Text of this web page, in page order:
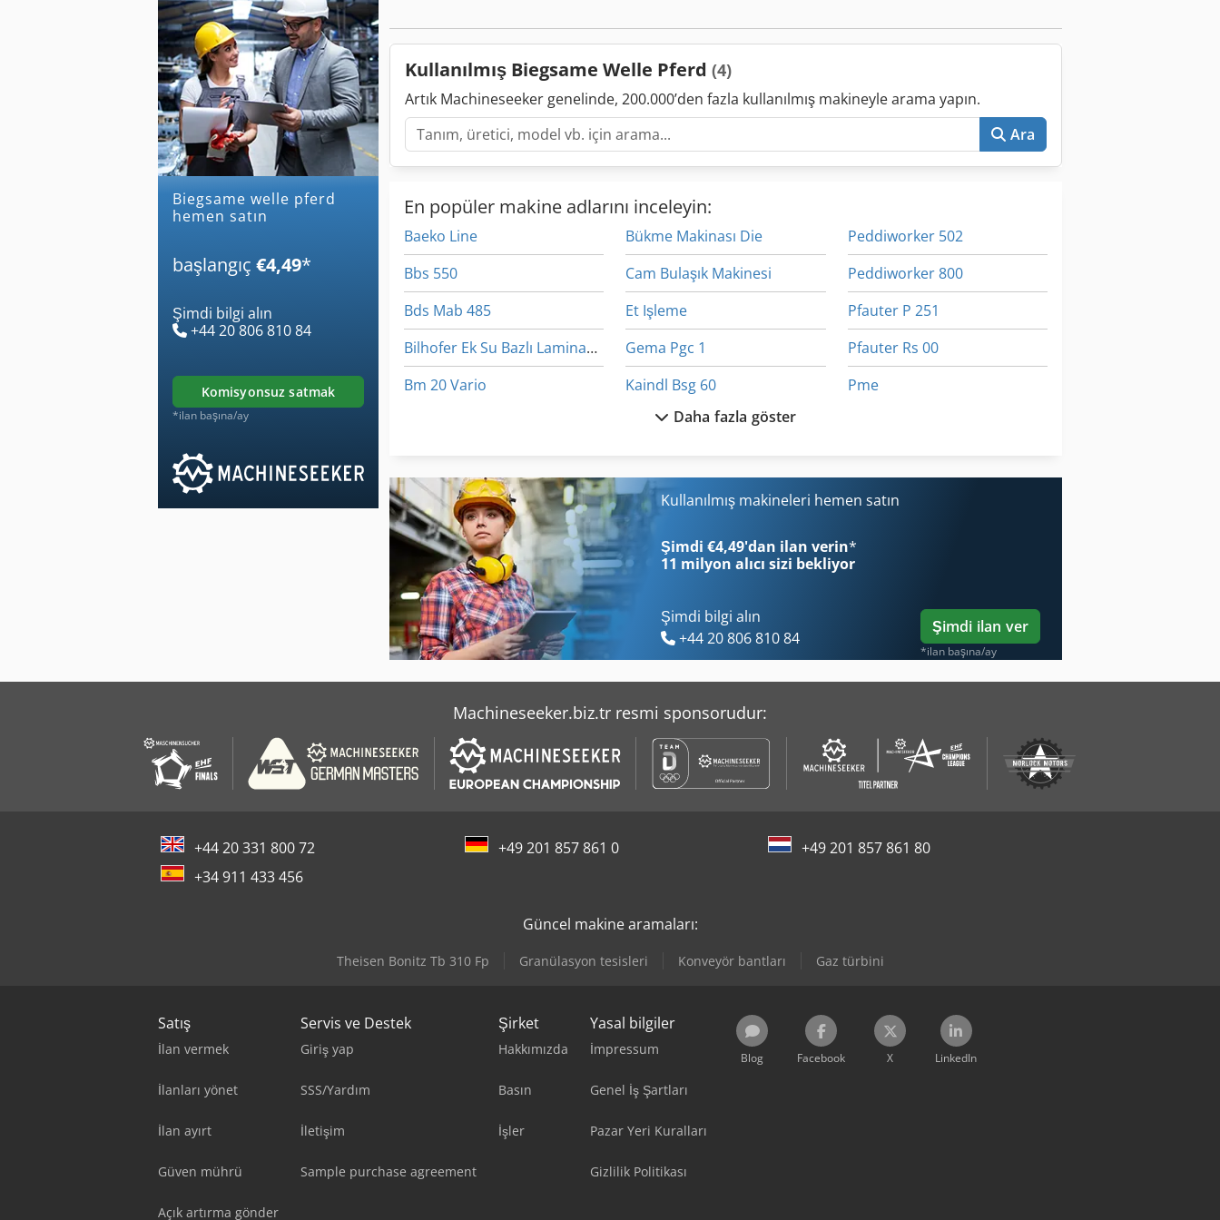
biegsame welle pferd
hemen satın
başlangıç €4,49*
Şimdi bilgi alın
+44 20 806 810 84
komisyonsuz satmak
*ilan başına/ay
Kullanılmış Biegsame Welle Pferd (4)
Artık Machineseeker genelinde, 200.000’den fazla kullanılmış makineyle arama yapın.
Ara
En popüler makine adlarını inceleyin:
Baeko Line
Bbs 550
Bds Mab 485
Bilhofer Ek Su Bazlı Laminasyon
Bm 20 Vario
Bölme Kat Raf Stecksystem
Bükme Aracı
Bükme Makinası Die
Cam Bulaşık Makinesi
Et Işleme
Gema Pgc 1
Kaindl Bsg 60
Ls 703
Peddinghaus 210
Peddiworker 502
Peddiworker 800
Pfauter P 251
Pfauter Rs 00
Pme
Daha fazla göster
Kullanılmış makineleri hemen satın
Şimdi €4,49'dan ilan verin*
11 milyon alıcı sizi bekliyor
Şimdi bilgi alın
+44 20 806 810 84
Şimdi ilan ver
*ilan başına/ay
Machineseeker.biz.tr resmi sponsorudur:
+44 20 331 800 72 +49 201 857 861 0
+49 201 857 861 80
+34 911 433 456
Güncel makine aramaları:
Theisen Bonitz Tb 310 Fp Granülasyon tesisleri Konveyör bantları Gaz türbini
Satış
İlan vermek
İlanları yönet
İlan ayırt
Güven mührü
Açık artırma gönder
Servis ve Destek
Giriş yap
SSS/Yardım
İletişim
Sample purchase agreement
Şirket
Hakkımızda
Basın
İşler
Yasal bilgiler
İmpressum
Genel İş Şartları
Pazar Yeri Kuralları
Gizlilik Politikası
Blog Facebook X LinkedIn